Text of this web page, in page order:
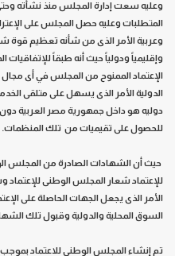
وعليه سعت إدارة المجلس منذ نشأته
المتطلبات وعليه حصل المجلس على
وعربية الأمر الذى من شأنه تعظيم قوة
وإقليمياً ودولياً حيث أنه طبقاً
الإعتماد الممنوح من المجلس في أى
الدولية الأمر الذى يسهل على متلقى
دوليه هو داخل جمهورية مصر العربية
للحصول على تقيميات من تلك المنظمات.
حيث أن الشهادات الصادرة من المجلس
للإعتماد شعار المجلس الوطنى للإعتماد
الأمر الذى يجعل الجهات الحاصلة على
السوق المحلية والدولية وقبول تلك
تم إنشاء المجلس الوطنى للاعتماد بموجب القرار